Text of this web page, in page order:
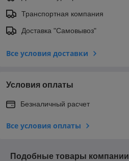
Транспортная компания
Доставка "Самовывоз"
Все условия доставки
Условия оплаты
Безналичный расчет
Все условия оплаты
Подобные товары компании